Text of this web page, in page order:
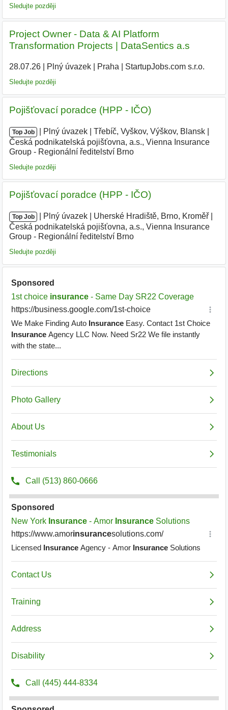
Sledujte později
Project Owner - Data & AI Platform
Transformation Projects | DataSentics a.s
28.07.26| Plný úvazek| Praha StartupJobs.com s.r.o.
Sledujte později
Pojišťovací poradce (HPP - IČO)
Top Job Plný úvazek Třebíč, Vyškov, Výškov, Blansk
Česká podnikatelská pojišťovna, a.s., Vienna Insurance
Group - Regionální ředitelství Brno|
Sledujte později
Pojišťovací poradce (HPP - IČO)
Top Job Plný úvazek Uherské Hradiště, Brno, Kroměř
Česká podnikatelská pojišťovna, a.s., Vienna Insurance
Group - Regionální ředitelství Brno|
Sledujte později